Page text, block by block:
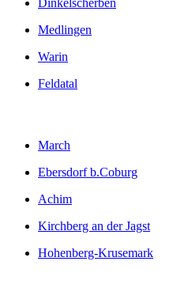
Medlingen
Warin
Feldatal
March
Ebersdorf b.Coburg
Achim
Kirchberg an der Jagst
Hohenberg-Krusemark